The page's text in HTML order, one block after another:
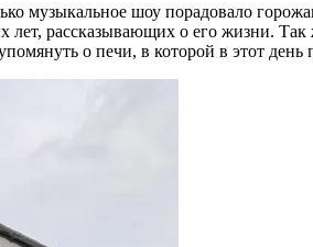
музыкальное шоу порадовало
рассказывающих о его жизни.
о печи, в которой в этот